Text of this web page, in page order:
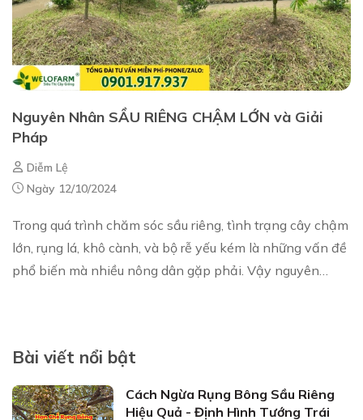
Nguyên Nhân SẦU RIÊNG CHẬM LỚN và Giải
Pháp
Diễm Lệ
Ngày 12/10/2024
Trong quá trình chăm sóc sầu riêng, tình trạng cây chậm
lớn, rụng lá, khô cành, và bộ rễ yếu kém là những vấn đề
phổ biến mà nhiều nông dân gặp phải. Vậy nguyên
Bài viết nổi bật
Cách Ngừa Rụng Bông Sầu Riêng
Hiệu Quả - Định Hình Tướng Trái